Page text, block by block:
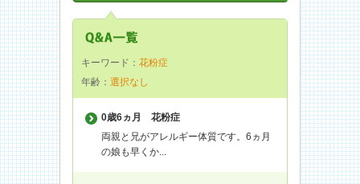
キーワード： 花粉症
年齢： 選択なし
0歳6ヵ月
花粉症
両親と兄がアレルギー体質です。6ヵ月
の娘も早くか...